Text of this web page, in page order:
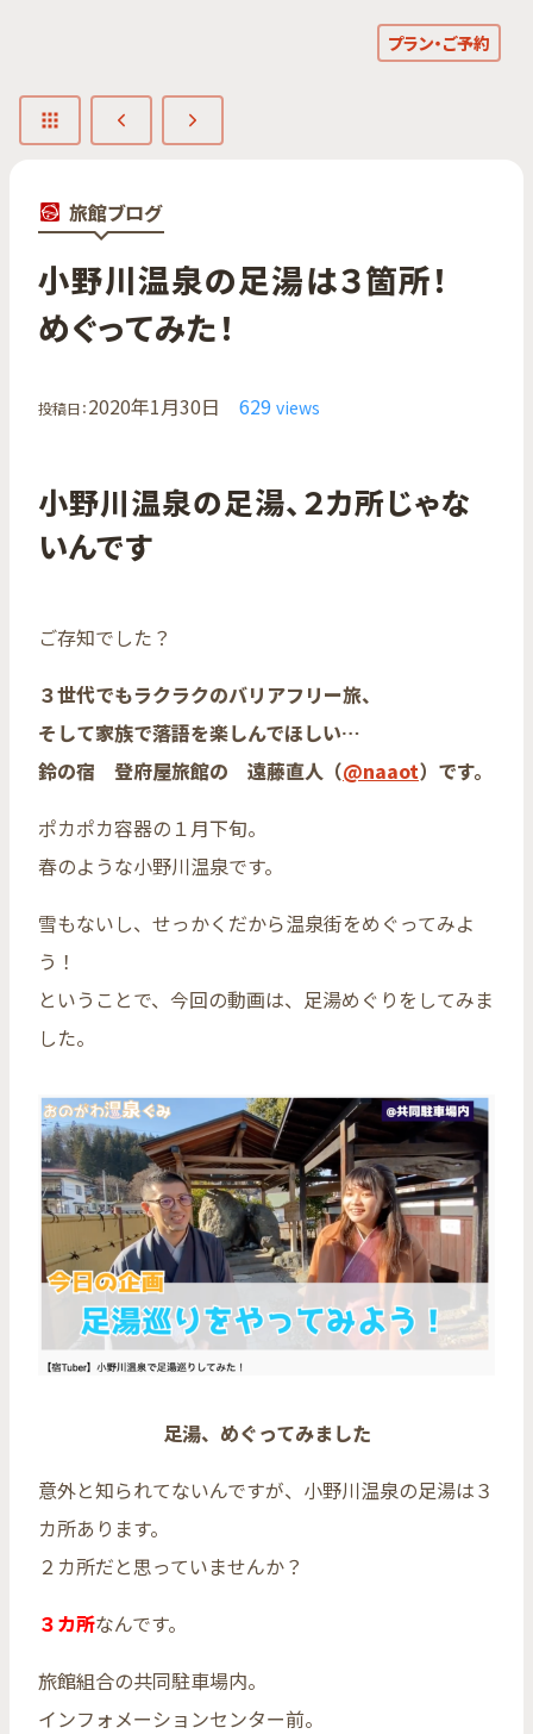
プラン・ご予約
旅館ブログ
小野川温泉の​足湯は​３箇所！​
めぐってみた！
投稿日：2020年1月30日 629 views
小野川温泉の足湯、２カ所じゃな
いんです
ご存知でした？
３世代でもラクラクのバリアフリー旅、
そして家族で落語を楽しんでほしい…
鈴の宿 登府屋旅館の 遠藤直人（@naaot）です。
ポカポカ容器の１月下旬。
春のような小野川温泉です。
雪もないし、せっかくだから温泉街をめぐってみよ
う！
ということで、今回の動画は、足湯めぐりをしてみま
した。
足湯、めぐってみました
意外と知られてないんですが、小野川温泉の足湯は３
カ所あります。
２カ所だと思っていませんか？
３カ所なんです。
旅館組合の共同駐車場内。
インフォメーションセンター前。